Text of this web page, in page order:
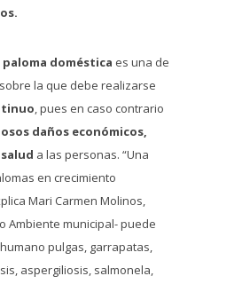
paloma doméstica es una de
la que debe realizarse
, pues en caso contrario
daños económicos,
a las personas. “Una
en crecimiento
Mari Carmen Molinos,
Ambiente municipal- puede
pulgas, garrapatas,
aspergiliosis, salmonela,